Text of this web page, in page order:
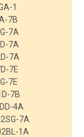
1
7B
7A
7A
7A
7E
7E
7B
4A
7A
1A